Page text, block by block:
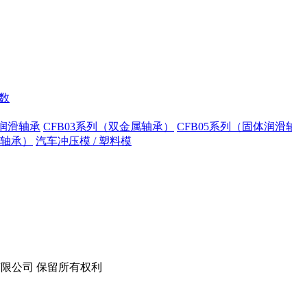
滑轴承 CFB03系列（双金属轴承） CFB05系列（固体润滑
承）
汽车冲压模 / 塑料模
公司 保留所有权利